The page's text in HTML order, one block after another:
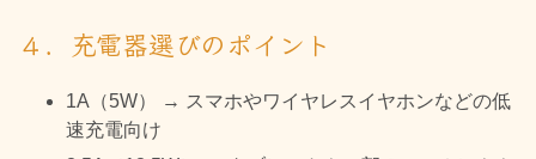
４．充電器選びのポイント
1A（5W） → スマホやワイヤレスイヤホンなどの低
速充電向け